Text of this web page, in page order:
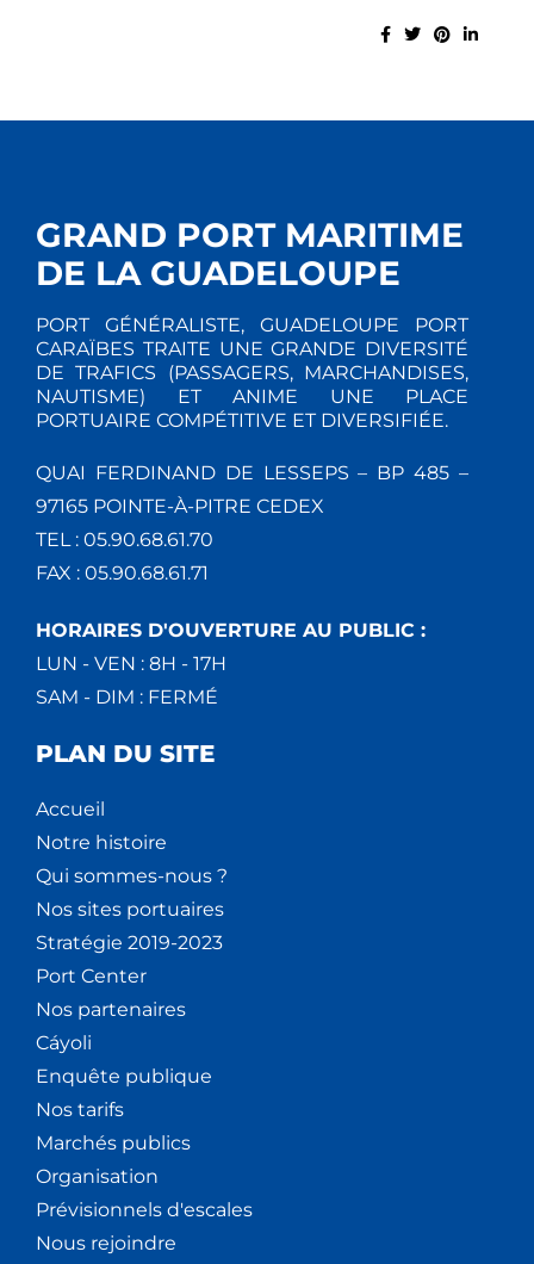
GRAND PORT MARITIME
DE LA GUADELOUPE
PORT GÉNÉRALISTE, GUADELOUPE PORT
CARAÏBES TRAITE UNE GRANDE DIVERSITÉ
DE TRAFICS (PASSAGERS, MARCHANDISES,
NAUTISME) ET ANIME UNE PLACE
PORTUAIRE COMPÉTITIVE ET DIVERSIFIÉE.
QUAI FERDINAND DE LESSEPS – BP 485 –
97165 POINTE-À-PITRE CEDEX
TEL : 05.90.68.61.70
FAX : 05.90.68.61.71
HORAIRES D'OUVERTURE AU PUBLIC :
LUN - VEN : 8H - 17H
SAM - DIM : FERMÉ
PLAN DU SITE
Accueil
Notre histoire
Qui sommes-nous ?
Nos sites portuaires
Stratégie 2019-2023
Port Center
Nos partenaires
Cáyoli
Enquête publique
Nos tarifs
Marchés publics
Organisation
Prévisionnels d'escales
Nous rejoindre